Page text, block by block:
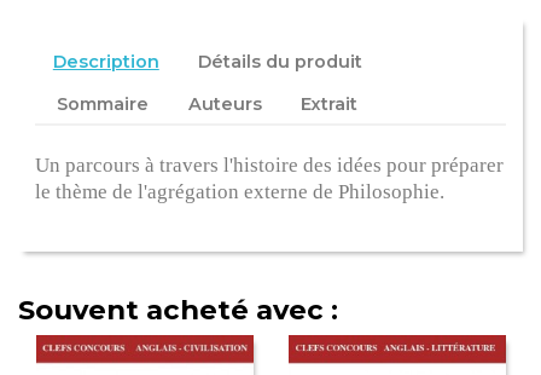
Description
Détails du produit
Sommaire
Auteurs Extrait
Un parcours à travers l'histoire des idées pour préparer
le thème de l'agrégation externe de Philosophie.
Souvent acheté avec :